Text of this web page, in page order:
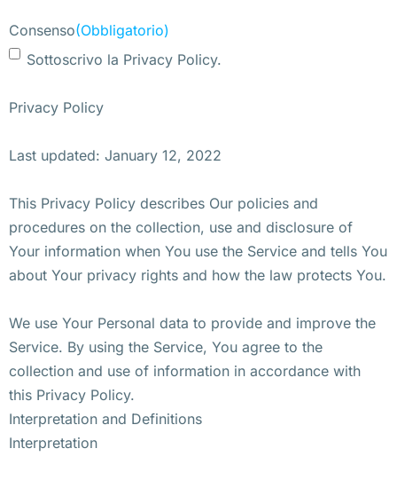
Consenso(Obbligatorio)
Sottoscrivo la Privacy Policy.
Privacy Policy
Last updated: January 12, 2022
This Privacy Policy describes Our policies and
procedures on the collection, use and disclosure of
Your information when You use the Service and tells You
about Your privacy rights and how the law protects You.
We use Your Personal data to provide and improve the
Service. By using the Service, You agree to the
collection and use of information in accordance with
this Privacy Policy.
Interpretation and Definitions
Interpretation